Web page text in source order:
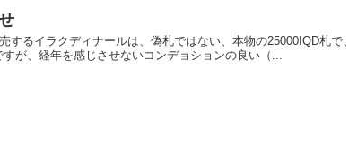
するイラクディナールは、偽札ではない、本物の25000IQD札で、
が、経年を感じさせないコンデョションの良い（...